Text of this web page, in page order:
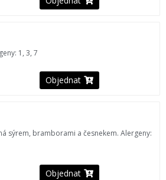
1, 3, 7
Objednat
sýrem, bramborami a česnekem. Alergeny:
Objednat